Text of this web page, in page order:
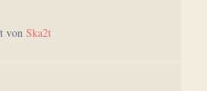
von Ska2t